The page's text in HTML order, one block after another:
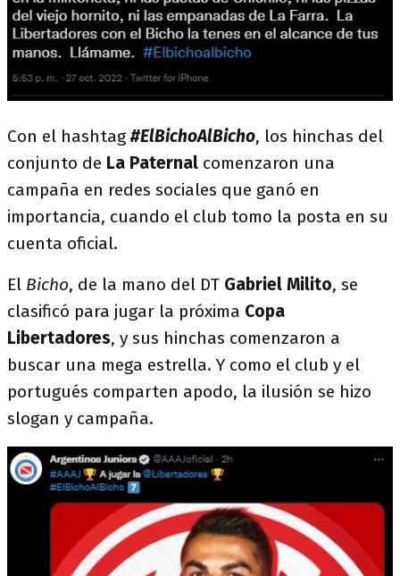
Con el hashtag#ElBichoAlBicho, los hinchas del
conjunto de La Paternal comenzaron una
campaña en redes sociales que ganó en
importancia, cuando el club tomo la posta en su
cuenta oficial.
El Bicho, de la mano del DT Gabriel Milito, se
clasificó para jugar la próxima Copa
Libertadores, y sus hinchas comenzaron a
buscar una mega estrella. Y como el club y el
portugués comparten apodo, la ilusión se hizo
slogan y campaña.